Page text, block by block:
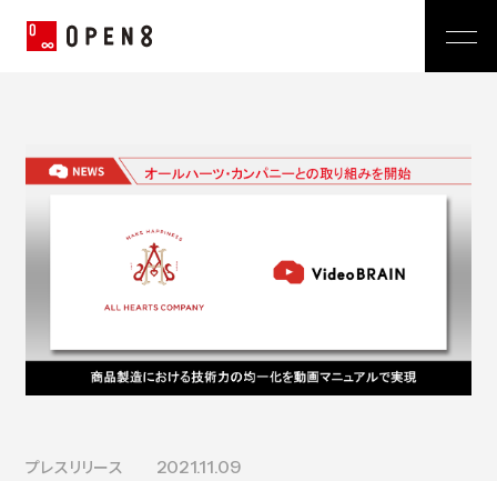
News
プレスリリース
広報 BLOG
TECH BLOG
Service
Open BRAIN
Insight BRAIN
Recruit
価値観
Sustainability
プレスリリース 2021.11.09